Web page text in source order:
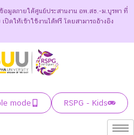
อมูลภายใต้ศูนย์ประสานงาน อพ.สธ.-ม.บูรพา ที่
ดให้เข้าใช้งานได้ฟรี โดยสามารถอ้างอิง
mode RSPG - Kids